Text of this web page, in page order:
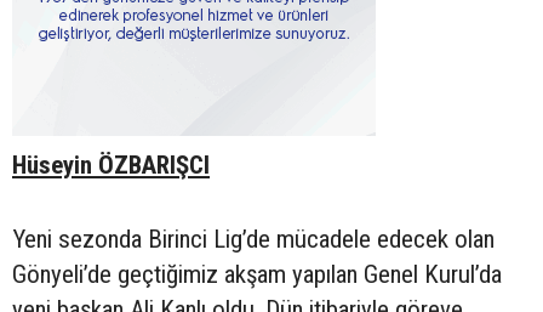
Hüseyin ÖZBARIŞCI
Yeni sezonda Birinci Lig’de mücadele edecek olan
Gönyeli’de geçtiğimiz akşam yapılan Genel Kurul’da